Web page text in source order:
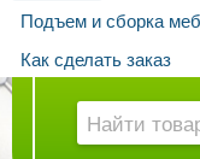
Подъем и сборка
Как сделать заказ